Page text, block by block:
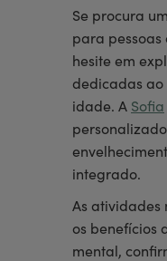
Se procura
para pessoas
hesite em
dedicadas
idade. A Sofia
integrado.
As atividades
os benefícios
mental,